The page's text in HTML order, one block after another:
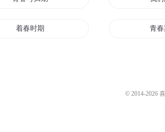
着春时期 青
© 2014-2026